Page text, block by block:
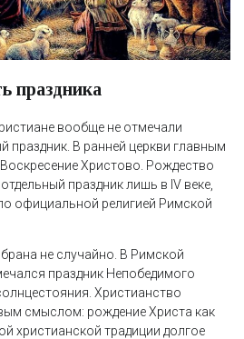
праздника
вообще не отмечали
праздник. В ранней церкви главным
Христово. Рождество
праздник лишь в IV веке,
официальной религией Римской
не случайно. В Римской
праздник Непобедимого
Христианство
смыслом: рождение Христа как
христианской традиции долгое